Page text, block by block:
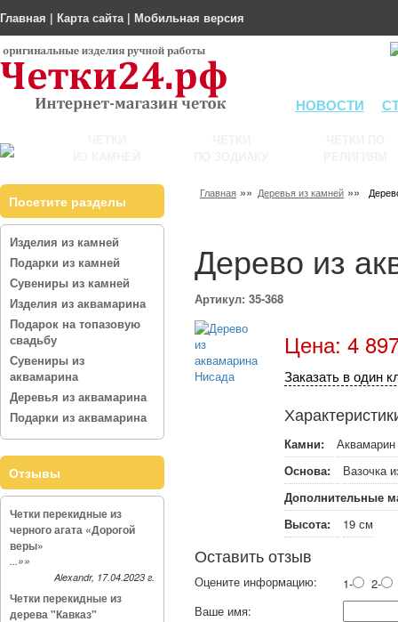
Главная | Карта сайта| Мобильная версия
НОВОСТИ
Посетите разделы
Изделия из камней
Подарки из камней
Сувениры из камней
Изделия из аквамарина
Подарок на топазовую
свадьбу
Сувениры из
аквамарина
Деревья из аквамарина
Подарки из аквамарина
Отзывы
Четки перекидные из
черного агата «Дорогой
веры»
...»»
Alexandr, 17.04.2023 г.
Четки перекидные из
дерева "Кавказ"
Главная »» Деревья из камней »»
Дерево из
Артикул: 35-368
Цена: 4
Заказать в один
Камни:
Основа:
Вазочка
Дополнительные
Высота:
19 см
Оставить отзыв
Оцените информацию: 1- 2-
Ваше имя: